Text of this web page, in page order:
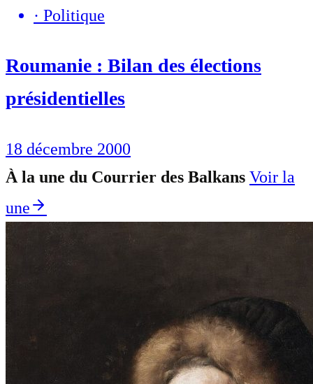
· Politique
Roumanie : Bilan des élections
présidentielles
18 décembre 2000
À la une du Courrier des Balkans Voir la
une